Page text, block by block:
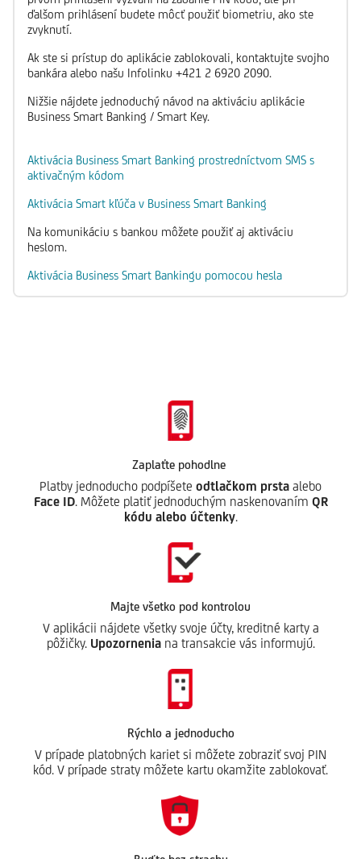
ďalšom prihlásení budete môcť použiť biometriu, ako ste
zvyknutí.
Ak ste si prístup do aplikácie zablokovali, kontaktujte svojho
bankára alebo našu Infolinku +421 2 6920 2090.
Nižšie nájdete jednoduchý návod na aktiváciu aplikácie
Business Smart Banking / Smart Key.
Aktivácia Business Smart Banking prostredníctvom SMS s
aktivačným kódom
Aktivácia Smart kľúča v Business Smart Banking
Na komunikáciu s bankou môžete použiť aj aktiváciu
heslom.
Aktivácia Business Smart Bankingu pomocou hesla
Zaplaťte pohodlne
Platby jednoducho podpíšete odtlačkom prsta alebo
Face ID. Môžete platiť jednoduchým naskenovaním QR
kódu alebo účtenky.
Majte všetko pod kontrolou
V aplikácii nájdete všetky svoje účty, kreditné karty a
pôžičky. Upozorneniana transakcie vás informujú.
Rýchlo a jednoducho
V prípade platobných kariet si môžete zobraziť svoj PIN
kód. V prípade straty môžete kartu okamžite zablokovať.